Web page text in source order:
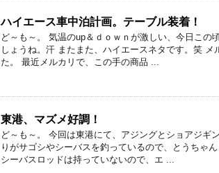
ハイエース車中泊計画。テーブル装着！
ど～も～。 気温のup＆ｄｏｗｎが激しい、今日この
しょうね。汗 またまた、ハイエースネタです。笑 メ
た。 最近メルカリで、この手の商品 ...
東港、マズメ好調！
ど～も～。 今回は東港にて、アジングとショアジギ
りがサゴシやシーバスを釣っているので、とうちゃ
シーバスロッドは持っていないので、エ ...